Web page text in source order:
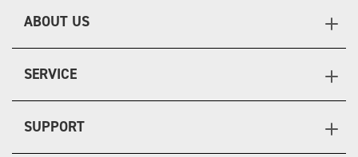
ABOUT US
SERVICE
SUPPORT